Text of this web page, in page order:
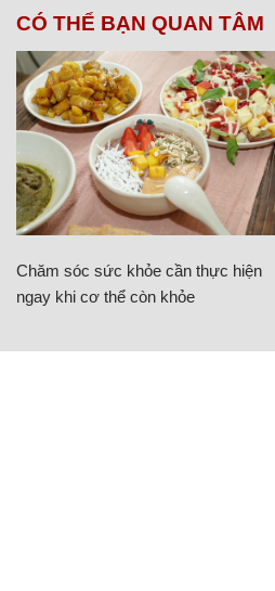
CÓ THỂ BẠN QUAN TÂM
Chăm sóc sức khỏe cần thực hiện
ngay khi cơ thể còn khỏe